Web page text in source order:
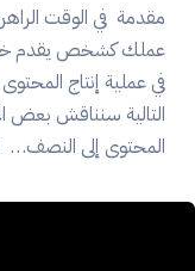
مقدمة في الوقت
عملك كشخص يقدم
في عملية إنتاج
التالية سنناقش بعض
المحتوى إلى النصف…